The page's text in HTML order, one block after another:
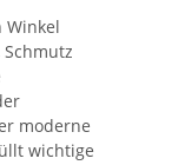
Winkel
moderne
wichtige